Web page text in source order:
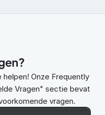
Onze Frequently
Vragen" sectie bevat
vragen.